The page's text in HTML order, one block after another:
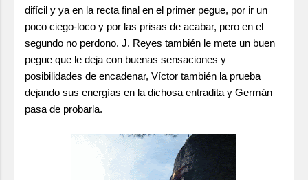
difícil y ya en la recta final en el primer pegue, por ir un
poco ciego-loco y por las prisas de acabar, pero en el
segundo no perdono. J. Reyes también le mete un buen
pegue que le deja con buenas sensaciones y
posibilidades de encadenar, Víctor también la prueba
dejando sus energías en la dichosa entradita y Germán
pasa de probarla.